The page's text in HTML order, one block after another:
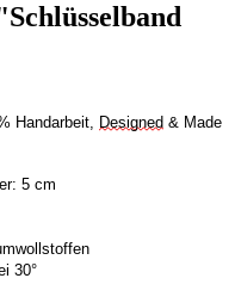
Handarbeit, Designed & Made
5 cm
30°